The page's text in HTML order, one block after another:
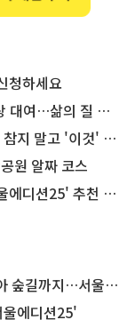
청하세요
…삶의 질 높인다
'이것' 해보세요!
원 알짜 코스
션25' 추천 코스
…서울둘레길 15코스
에디션25'